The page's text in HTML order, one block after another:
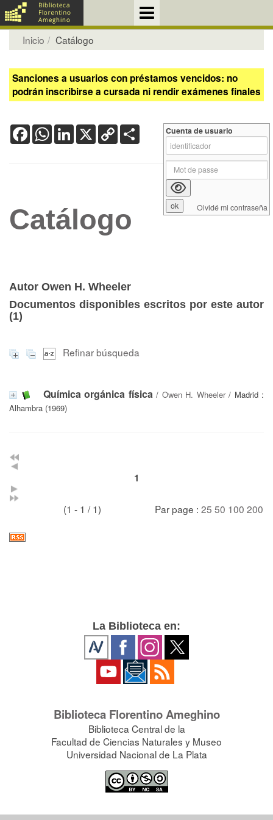
Inicio Catálogo
Sanciones a usuarios con préstamos vencidos: no
podrán inscribirse a cursada ni rendir exámenes finales
FacebookWhatsApp
LinkedIn
X Copy
Link
Catálogo
Autor Owen H. Wheeler
Documentos disponibles escritos por este autor
(1)
Refinar búsqueda
Química orgánica física/ Owen H. Wheeler/ Madrid :
Alhambra (1969)
1
(1 - 1 / 1) Par page : 25 50 100 200
Cuenta de usuario
Olvidé mi contraseña
La Biblioteca en:
Biblioteca Florentino Ameghino
Biblioteca Central de la
Facultad de Ciencias Naturales y Museo
Universidad Nacional de La Plata